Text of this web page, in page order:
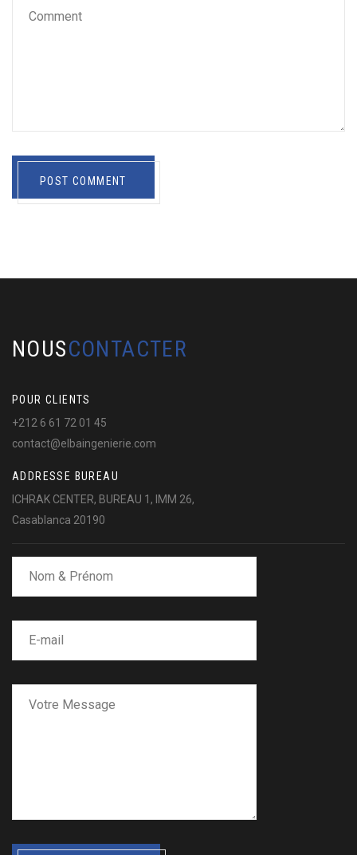
POST COMMENT
NOUSCONTACTER
POUR CLIENTS
+212 6 61 72 01 45
contact@elbaingenierie.com
ADDRESSE BUREAU
ICHRAK CENTER, BUREAU 1, IMM 26,
Casablanca 20190